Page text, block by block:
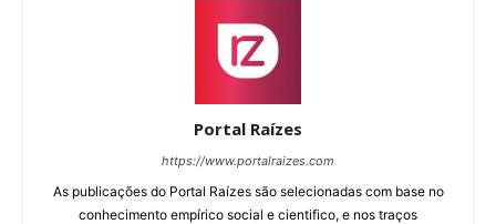
Portal Raízes
https://www.portalraizes.com
As publicações do Portal Raízes são selecionadas com base no
conhecimento empírico social e cientifico, e nos traços